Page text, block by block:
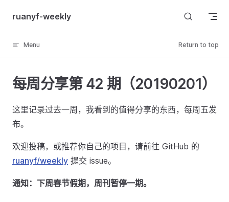
Skip to content
ruanyf-weekly
Menu Return to top
每周分享第 42 期（20190201）
这里记录过去一周，我看到的值得分享的东西，每周五发
布。
欢迎投稿，或推荐你自己的项目，请前往 GitHub 的
ruanyf/weekly 提交 issue。
通知：下周春节假期，周刊暂停一期。